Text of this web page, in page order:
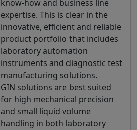
know-how and business line
expertise. This is clear in the
innovative, efficient and reliable
product portfolio that includes
laboratory automation
instruments and diagnostic test
manufacturing solutions.
GIN solutions are best suited
for high mechanical precision
and small liquid volume
handling in both laboratory